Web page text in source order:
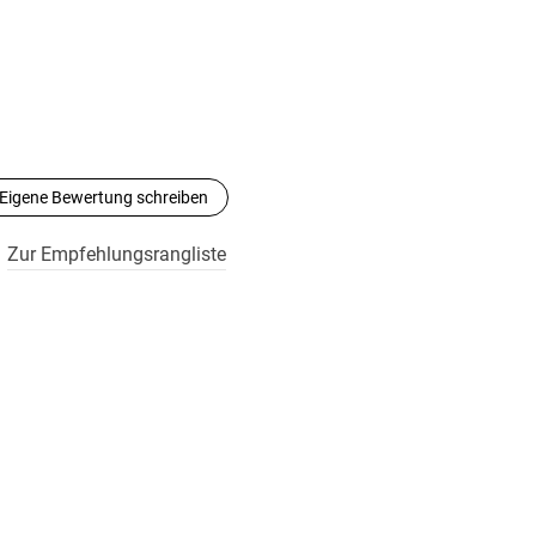
Eigene Bewertung schreiben
Zur Empfehlungsrangliste